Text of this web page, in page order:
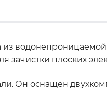
из
плоских
Он оснащен